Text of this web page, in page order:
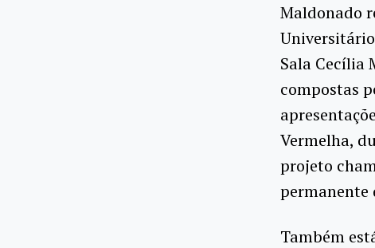
Maldonado
Sala Cecília
compostas
Vermelha,
projeto
permanente
Também